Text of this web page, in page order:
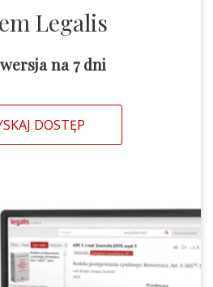
Legalis
wersja na 7 dni
DOSTĘP